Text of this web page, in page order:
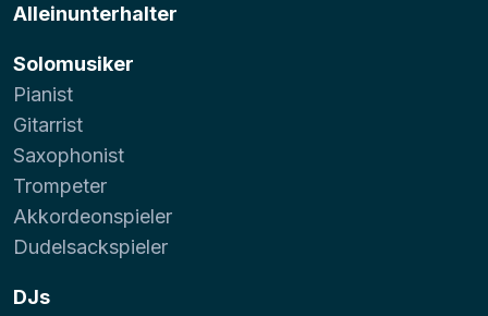
Alleinunterhalter
Solomusiker
Pianist
Gitarrist
Saxophonist
Trompeter
Akkordeonspieler
Dudelsackspieler
DJs